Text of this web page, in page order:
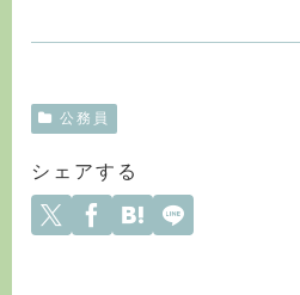
公務員
シェアする